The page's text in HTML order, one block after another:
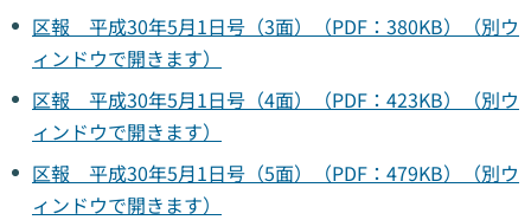
区報 平成30年5月1日号（3面）（PDF：380KB）（別ウ
ィンドウで開きます）
区報 平成30年5月1日号（4面）（PDF：423KB）（別ウ
ィンドウで開きます）
区報 平成30年5月1日号（5面）（PDF：479KB）（別ウ
ィンドウで開きます）